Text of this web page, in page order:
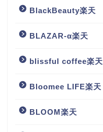
BlackBeauty楽天
BLAZAR-α楽天
blissful coffee楽天
Bloomee LIFE楽天
BLOOM楽天